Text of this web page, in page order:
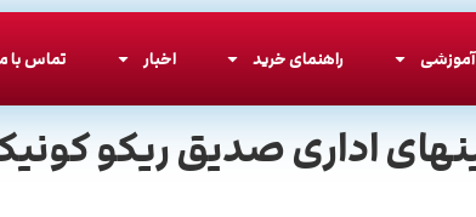
راهنمای خرید اخبار تماس با
اداری صدیق ریکو